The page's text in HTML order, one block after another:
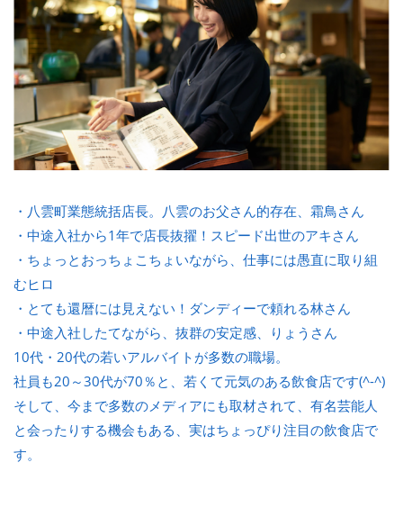
・八雲町業態統括店長。八雲のお父さん的存在、霜鳥さん
・中途入社から1年で店長抜擢！スピード出世のアキさん
・ちょっとおっちょこちょいながら、仕事には愚直に取り組
むヒロ
・とても還暦には見えない！ダンディーで頼れる林さん
・中途入社したてながら、抜群の安定感、りょうさん
10代・20代の若いアルバイトが多数の職場。
社員も20～30代が70％と、若くて元気のある飲食店です(^-^)
そして、今まで多数のメディアにも取材されて、有名芸能人
と会ったりする機会もある、実はちょっぴり注目の飲食店で
す。